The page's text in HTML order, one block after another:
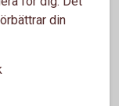
ha en total
statliga
år vid årets
din